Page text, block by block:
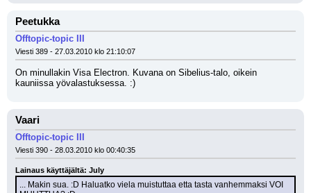
Peetukka
Offtopic-topic III
Viesti 389 - 27.03.2010 klo 21:10:07
On minullakin Visa Electron. Kuvana on Sibelius-talo, oikein
kauniissa yövalastuksessa. :)
Vaari
Offtopic-topic III
Viesti 390 - 28.03.2010 klo 00:40:35
Lainaus käyttäjältä: July
... Makin sua. :D Haluatko viela muistuttaa etta tasta vanhemmaksi VOI